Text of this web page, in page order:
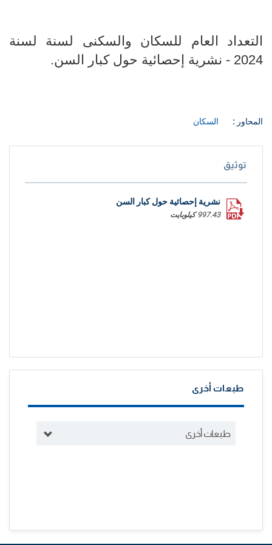
التعداد العام للسكان والسكنى لسنة لسنة
2024 - نشرية إحصائية حول كبار السن.
المحاور : السكان
توثيق
نشرية إحصائية حول كبار السن
997.43 كيلوبايت
طبعات أخرى
طبعات أخرى